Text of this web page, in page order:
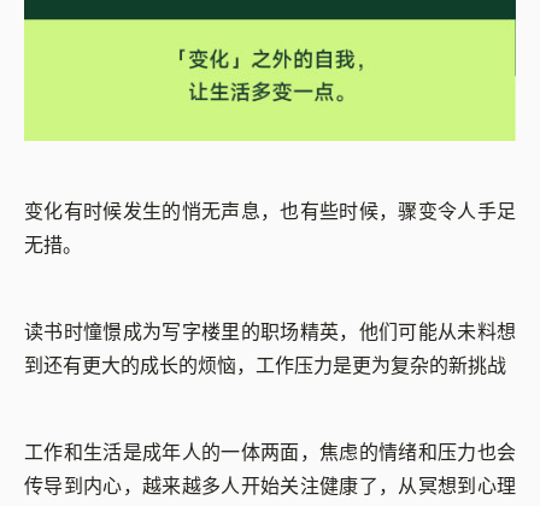
变化有时候发生的悄无声息，也有些时候，骤变令人手足
无措。
读书时憧憬成为写字楼里的职场精英，他们可能从未料想
到还有更大的成长的烦恼，工作压力是更为复杂的新挑战
工作和生活是成年人的一体两面，焦虑的情绪和压力也会
传导到内心，越来越多人开始关注健康了，从冥想到心理